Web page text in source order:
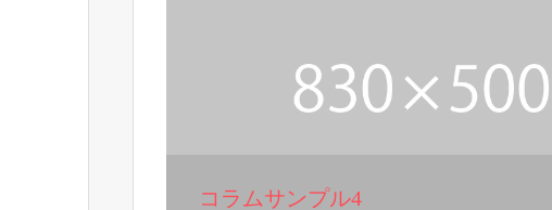
コラムサンプル4